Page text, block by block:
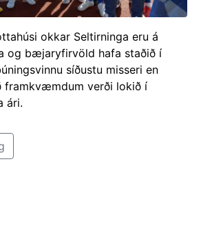
okkar Seltirninga eru á
og bæjaryfirvöld hafa staðið í
síðustu misseri en
framkvæmdum verði lokið í
ári.